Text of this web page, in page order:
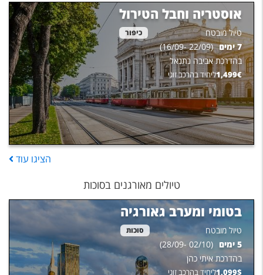
אוסטריה וחבל הטירול
טיול מובטח כיפור
7ימים (
22/09
-
16/09
)
בהדרכת אביבה נתנאל
1,499€ ליחיד בהרכב זוגי
הציגו עוד
טיולים מאורגנים בסוכות
בטומי ומערב גאורגיה
טיול מובטח סוכות
5 ימים (
02/10
-
28/09
)
בהדרכת איתי כהן
1,099$ ליחיד בהרכב זוגי